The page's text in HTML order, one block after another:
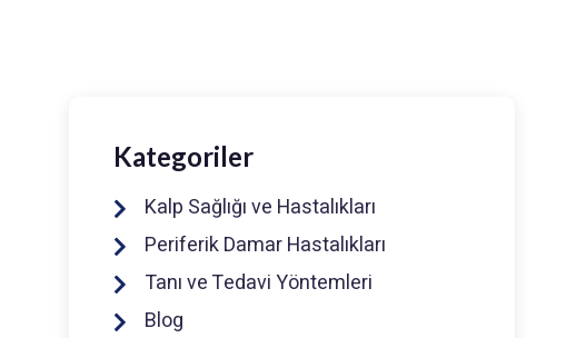
Kategoriler
Kalp Sağlığı ve Hastalıkları
Periferik Damar Hastalıkları
Tanı ve Tedavi Yöntemleri
Blog